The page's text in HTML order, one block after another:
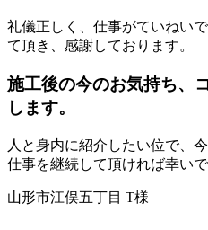
礼儀正しく、仕事がていねい
て頂き、感謝しております。
施工後の今のお気持ち、
します。
人と身内に紹介したい位で、
仕事を継続して頂ければ幸いで
山形市江俣五丁目 T様